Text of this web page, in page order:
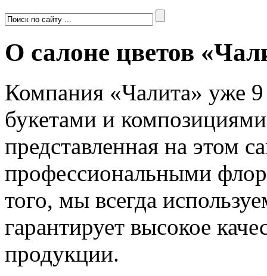
О салоне цветов
Компания «Чалита» уже
букетами и
представленная на этом
профессиональными
того, мы всегда
гарантирует высокое
продукции.